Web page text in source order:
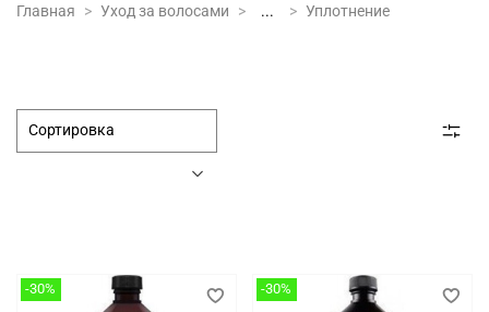
Главная Уход за волосами ... Уплотнение
-30% -30%